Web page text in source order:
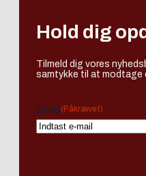
Hold dig
Tilmeld dig vores
samtykke til at modtage
Email (Påkrævet)